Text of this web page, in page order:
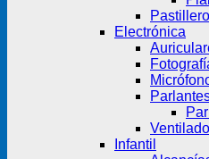
Electrónica
Infantil